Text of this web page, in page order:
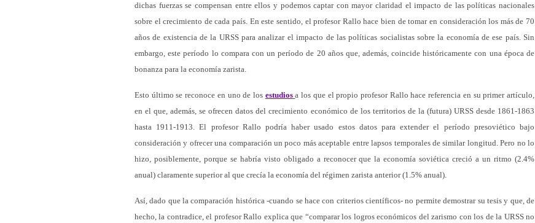
dichas fuerzas se compensan entre ellos y podemos captar con mayor claridad el impacto de las políticas nacionales
sobre el crecimiento de cada país. En este sentido, el profesor Rallo hace bien de tomar en consideración los más de 70
años de existencia de la URSS para analizar el impacto de las políticas socialistas sobre la economía de ese país. Sin
embargo, este período lo compara con un período de 20 años que, además, coincide históricamente con una época de
bonanza para la economía zarista.
Esto último se reconoce en uno de los estudios a los que el propio profesor Rallo hace referencia en su primer artículo,
en el que, además, se ofrecen datos del crecimiento económico de los territorios de la (futura) URSS desde 1861-1863
hasta 1911-1913. El profesor Rallo podría haber usado estos datos para extender el período presoviético bajo
consideración y ofrecer una comparación un poco más aceptable entre lapsos temporales de similar longitud. Pero no lo
hizo, posiblemente, porque se habría visto obligado a reconocer que la economía soviética creció a un ritmo (2.4%
anual) claramente superior al que crecía la economía del régimen zarista anterior (1.5% anual).
Así, dado que la comparación histórica -cuando se hace con criterios científicos- no permite demostrar su tesis y que, de
hecho, la contradice, el profesor Rallo explica que “comparar los logros económicos del zarismo con los de la URSS no